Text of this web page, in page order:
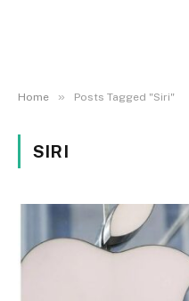
Home » Posts Tagged "Siri"
SIRI